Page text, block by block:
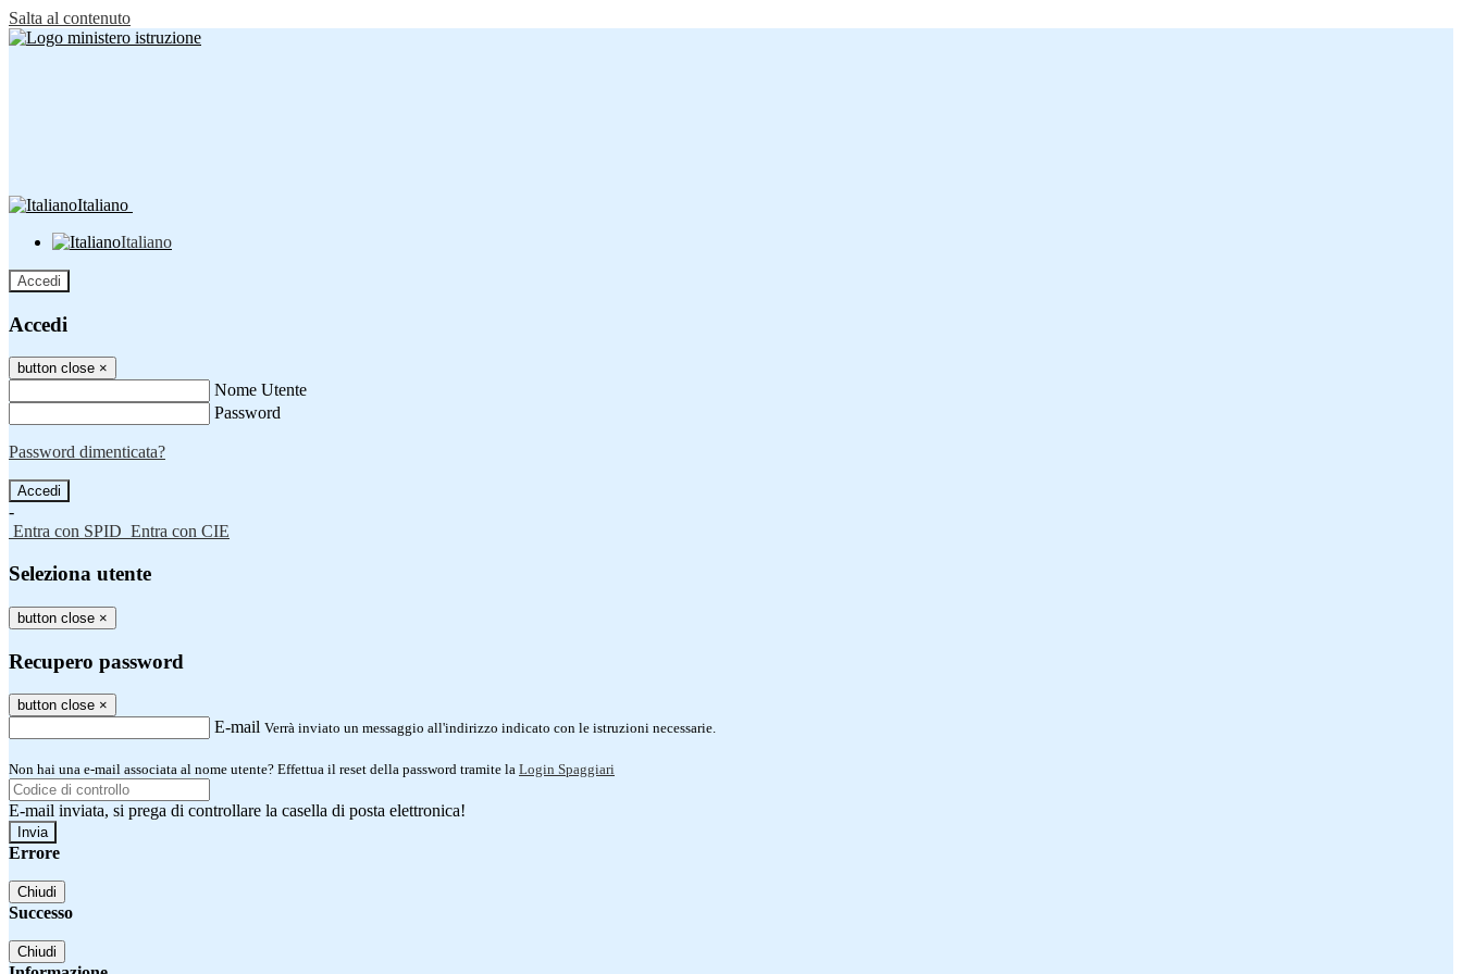
Salta al contenuto
Italiano
Italiano
Accedi
Accedi
button close ×
Nome Utente
Password
Password dimenticata?
-
Entra con SPID Entra con CIE
Seleziona utente
button close ×
Recupero password
button close ×
E-mail Verrà inviato un messaggio all'indirizzo indicato con le istruzioni necessarie.
Non hai una e-mail associata al nome utente? Effettua il reset della password tramite la Login Spaggiari
E-mail inviata, si prega di controllare la casella di posta elettronica!
Errore
Chiudi
Successo
Chiudi